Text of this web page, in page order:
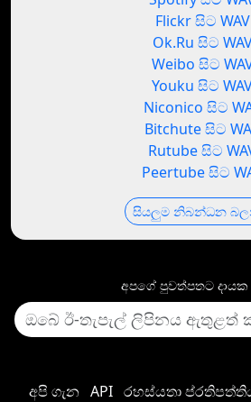
Flickr සිට WAV
Ok.Ru සිට
Weibo සිට
Youku සිට
Niconico සිට
Bitchute සිට
Rutube සිට
Peertube සිට
සියලුම නිබන්ධන
අපගේ පුවත්පතට
අපි ගැන API රහස්යතා